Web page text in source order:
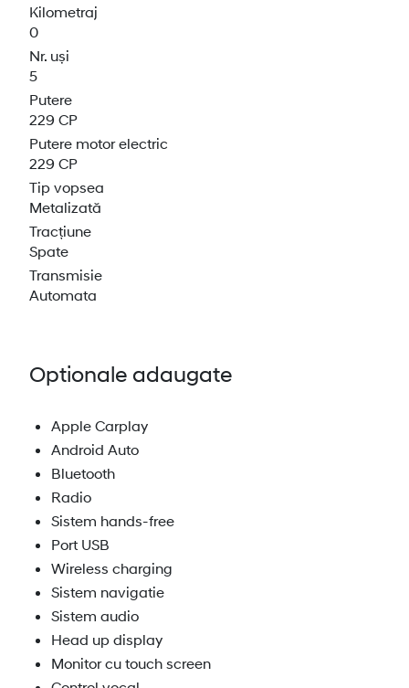
Kilometraj
0
Nr. uși
5
Putere
229 CP
Putere motor electric
229 CP
Tip vopsea
Metalizată
Tracțiune
Spate
Transmisie
Automata
Optionale adaugate
Apple Carplay
Android Auto
Bluetooth
Radio
Sistem hands-free
Port USB
Wireless charging
Sistem navigatie
Sistem audio
Head up display
Monitor cu touch screen